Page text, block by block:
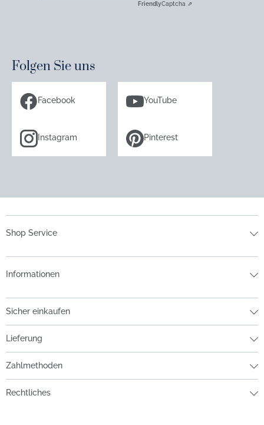
FriendlyCaptcha ⇗
Folgen Sie uns
Facebook YouTube
Instagram Pinterest
Shop Service
Informationen
Sicher einkaufen
Lieferung
Zahlmethoden
Rechtliches